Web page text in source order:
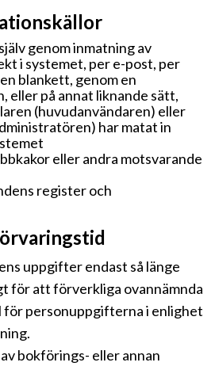
genom inmatning av
i systemet, per e-post, per
blankett, genom en
eller på annat liknande sätt,
(huvudanvändaren) eller
har matat in
eller andra motsvarande
register och
uppgifter endast så länge
för att förverkliga ovannämnda
för personuppgifterna i enlighet
bokförings- eller annan